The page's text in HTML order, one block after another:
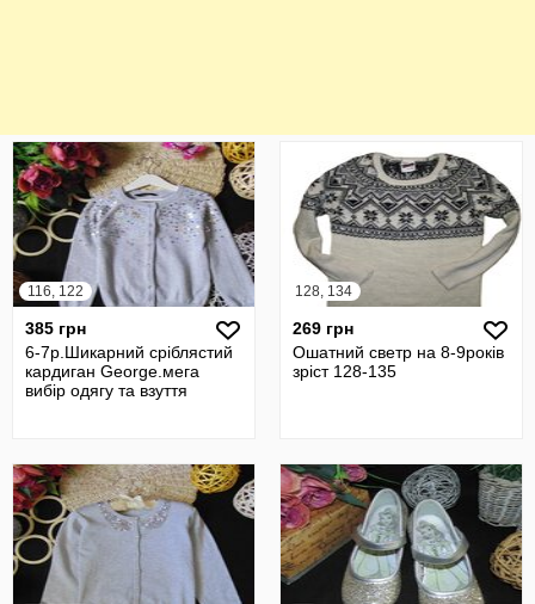
116, 122
385 грн
6-7р.Шикарний сріблястий
кардиган George.мега
вибір одягу та взуття
128, 134
269 грн
Ошатний светр на 8-9років
зріст 128-135